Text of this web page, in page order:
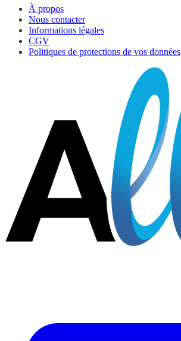
À propos
Nous contacter
Informations légales
CGV
Politiques de protections de vos données